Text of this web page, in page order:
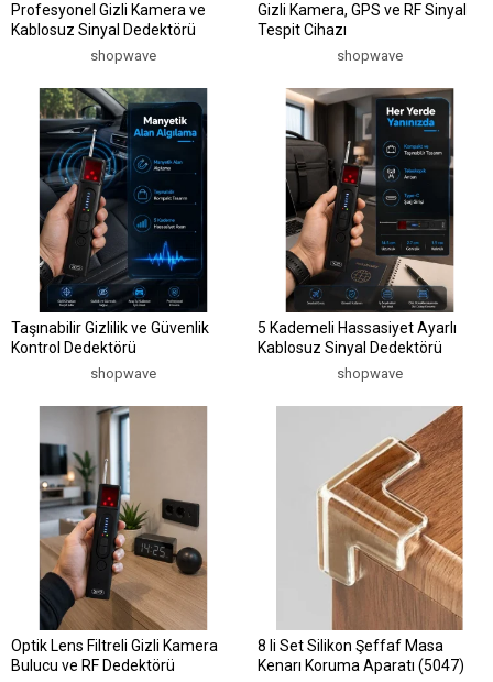
Profesyonel Gizli Kamera ve
Kablosuz Sinyal Dedektörü
shopwave
Gizli Kamera, GPS ve RF Sinyal
Tespit Cihazı
shopwave
Taşınabilir Gizlilik ve Güvenlik
Kontrol Dedektörü
shopwave
5 Kademeli Hassasiyet Ayarlı
Kablosuz Sinyal Dedektörü
shopwave
Optik Lens Filtreli Gizli Kamera
Bulucu ve RF Dedektörü
8 li Set Silikon Şeffaf Masa
Kenarı Koruma Aparatı (5047)